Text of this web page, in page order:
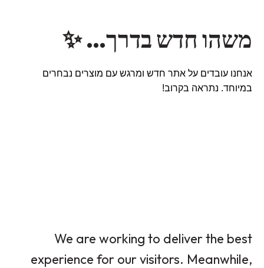
משהו חדש בדרך… ✨
אנחנו עובדים על אתר חדש ומרגש עם מוצרים נבחרים
במיוחד. נתראה בקרוב!
We are working to deliver the best
experience for our visitors. Meanwhile,